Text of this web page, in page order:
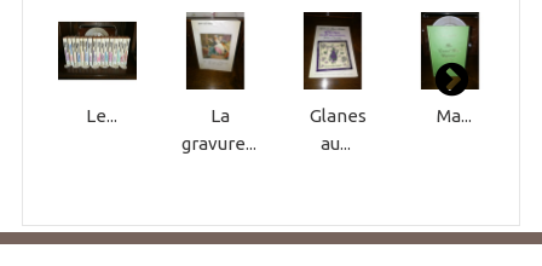
Le...
La
gravure...
Glanes
au...
Ma...